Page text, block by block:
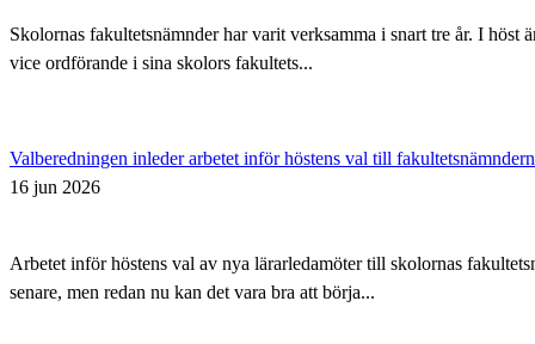
Skolornas fakultetsnämnder har varit verksamma i snart tre år. I
vice ordförande i sina skolors fakultets...
Valberedningen inleder arbetet inför höstens val till
16 jun 2026
Arbetet inför höstens val av nya lärarledamöter till skolornas
senare, men redan nu kan det vara bra att börja...